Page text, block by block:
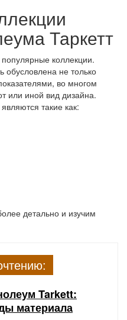
Таркетт
коллекции.
обусловлена не только
во многом
или иной вид дизайна.
такие как:
детально и изучим
Tarkett:
материала